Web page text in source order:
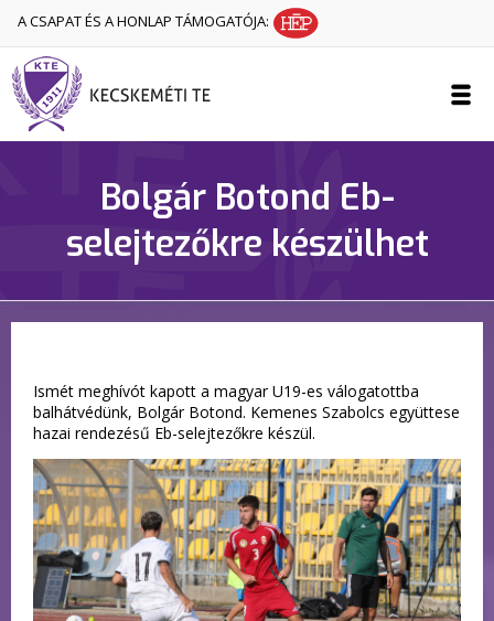
A CSAPAT ÉS A HONLAP TÁMOGATÓJA:
Bolgár Botond Eb-
selejtezőkre készülhet
Ismét meghívót kapott a magyar U19-es válogatottba
balhátvédünk, Bolgár Botond. Kemenes Szabolcs együttese
hazai rendezésű Eb-selejtezőkre készül.